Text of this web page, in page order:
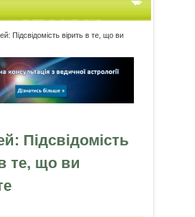
Підсвідомість вірить в те, що ви
Підсвідомість
те, що ви